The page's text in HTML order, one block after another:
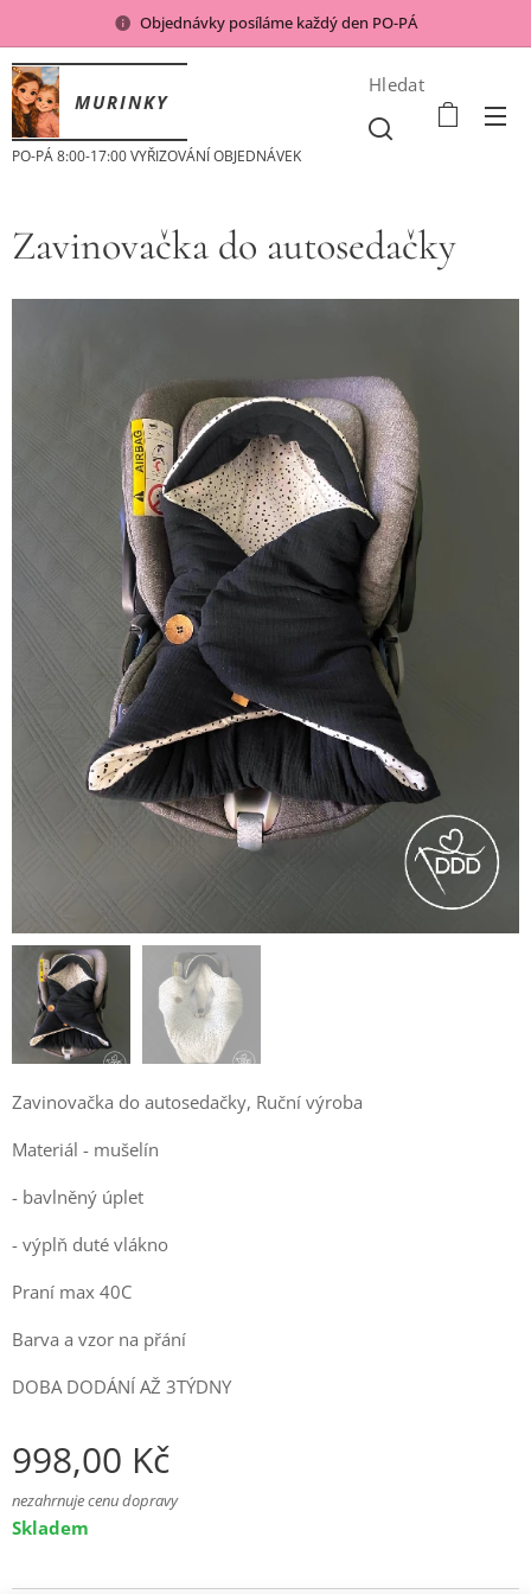
Objednávky posíláme každý den PO-PÁ
MURINKY
PO-PÁ 8:00-17:00 VYŘIZOVÁNÍ OBJEDNÁVEK
Hledat
Zavinovačka do autosedačky
Zavinovačka do autosedačky, Ruční výroba
Materiál - mušelín
- bavlněný úplet
- výplň duté vlákno
Praní max 40C
Barva a vzor na přání
DOBA DODÁNÍ AŽ 3TÝDNY
998,00 Kč
nezahrnuje cenu dopravy
Skladem